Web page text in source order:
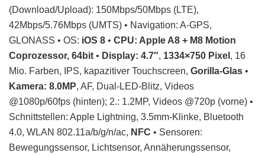
(Download/Upload): 150Mbps/50Mbps (LTE),
42Mbps/5.76Mbps (UMTS) • Navigation: A-GPS,
GLONASS • OS: iOS 8 • CPU: Apple A8 + M8 Motion
Coprozessor, 64bit • Display: 4.7″, 1334×750 Pixel , 16
Mio. Farben, IPS, kapazitiver Touchscreen, Gorilla-Glas •
Kamera: 8.0MP, AF, Dual-LED-Blitz, Videos
@1080p/60fps (hinten); 2.: 1.2MP, Videos @720p (vorne) •
Schnittstellen: Apple Lightning, 3.5mm-Klinke, Bluetooth
4.0, WLAN 802.11a/b/g/n/ac, NFC • Sensoren:
Bewegungssensor, Lichtsensor, Annäherungssensor,